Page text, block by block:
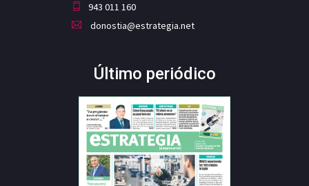
943 011 160
donostia@estrategia.net
Último periódico